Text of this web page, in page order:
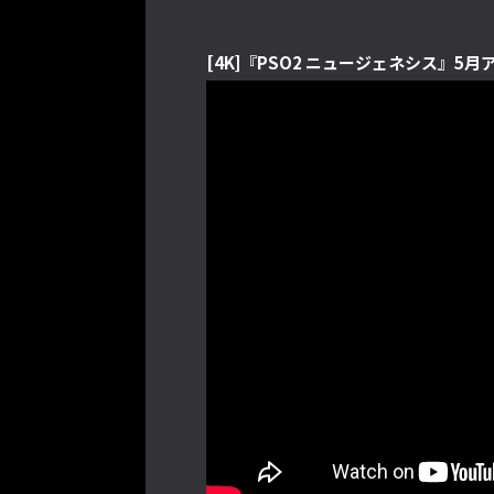
[4K]『PSO2 ニュージェネシス』5月